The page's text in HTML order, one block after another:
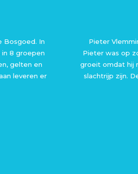
Bosgoed. In
in 8 groepen
gelten en
leveren er
Pieter
Pieter was op
groeit omdat hij
slachtrijp zijn.